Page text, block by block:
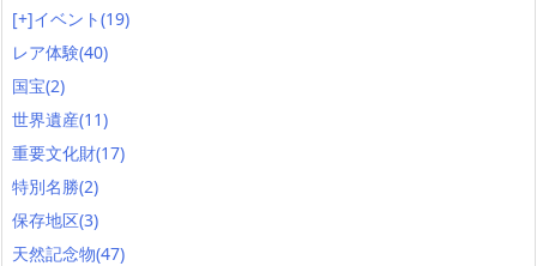
[+]イベント(19)
レア体験(40)
国宝(2)
世界遺産(11)
重要文化財(17)
特別名勝(2)
保存地区(3)
天然記念物(47)